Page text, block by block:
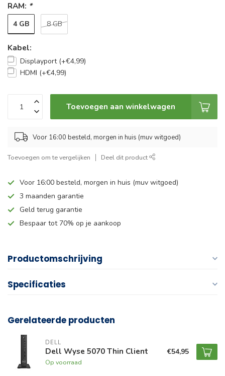
RAM: *
4 GB 8 GB
Kabel:
Displayport (+€4,99)
HDMI (+€4,99)
Toevoegen aan winkelwagen
Voor 16:00 besteld, morgen in huis (muv witgoed)
Toevoegen om te vergelijken Deel dit product
Voor 16:00 besteld, morgen in huis (muv witgoed)
3 maanden garantie
Geld terug garantie
Bespaar tot 70% op je aankoop
Productomschrijving
Specificaties
Gerelateerde producten
DELL
Dell Wyse 5070 Thin Client
Op voorraad
€54,95